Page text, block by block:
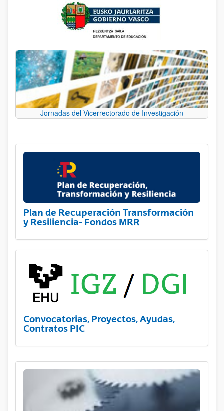
Jornadas del Vicerrectorado de Investigación
Plan de Recuperación Transformación
y Resiliencia- Fondos MRR
Convocatorias, Proyectos, Ayudas,
Contratos PIC